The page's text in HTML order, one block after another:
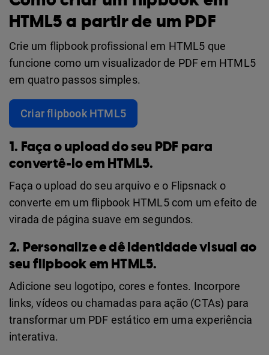
HTML5 a partir de um PDF
Crie um flipbook profissional em HTML5 que
funcione como um visualizador de PDF em HTML5
em quatro passos simples.
Criar flipbook HTML5
1. Faça o upload do seu PDF para
convertê-lo em HTML5.
Faça o upload do seu arquivo e o Flipsnack o
converte em um flipbook HTML5 com um efeito de
virada de página suave em segundos.
2. Personalize e dê identidade visual ao
seu flipbook em HTML5.
Adicione seu logotipo, cores e fontes. Incorpore
links, vídeos ou chamadas para ação (CTAs) para
transformar um PDF estático em uma experiência
interativa.